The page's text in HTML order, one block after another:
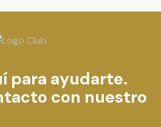
para ayudarte.
con nuestro